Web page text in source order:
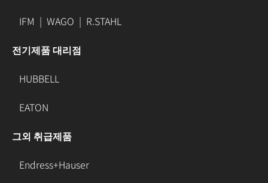
IFM | WAGO | R.STAHL
전기제품 대리점
HUBBELL
EATON
그외 취급제품
Endress+Hauser